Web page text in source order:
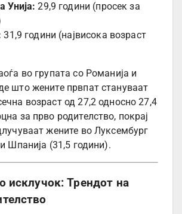
Унија: 29,9 години (просек за
31,9 години (највисока возраст
во групата со Романија и
што жените првпат стануваат
возраст од 27,2 односно 27,4
за прво родителство, покрај
жените во Луксембург
Шпанија (31,5 години).
исклучок: Трендот на